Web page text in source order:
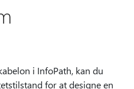
i InfoPath, kan du
for at designe en